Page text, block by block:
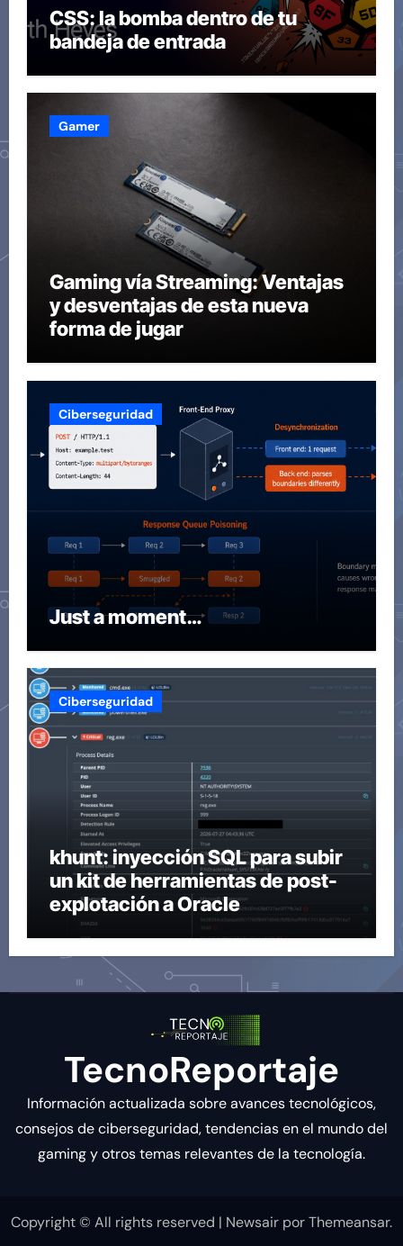
CSS: la bomba dentro de tu
bandeja de entrada
Gamer
Gaming vía Streaming: Ventajas
y desventajas de esta nueva
forma de jugar
Ciberseguridad
Just a moment…
Ciberseguridad
khunt: inyección SQL para subir
un kit de herramientas de post-
explotación a Oracle
TecnoReportaje
Información actualizada sobre avances tecnológicos,
consejos de ciberseguridad, tendencias en el mundo del
gaming y otros temas relevantes de la tecnología.
Copyright © All rights reserved | Newsair porThemeansar.